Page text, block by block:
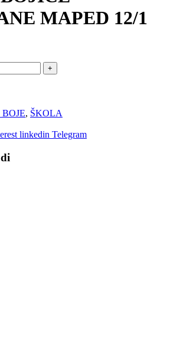
MAPED 12/1
, ŠKOLA
linkedin Telegram